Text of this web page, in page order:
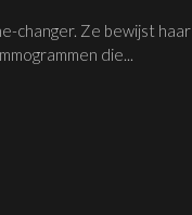
changer. Ze bewijst haar
die...